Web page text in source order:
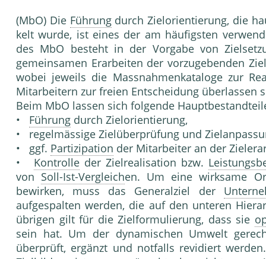
(MbO) Die Führungdurch Zielorientierung, die
kelt wurde, ist eines der am häufigsten
des MbO besteht in der Vorgabe von
gemeinsamen Erarbeiten der vorzugebenden
wobei jeweils die Massnahmenkataloge zur
Mitarbeitern zur freien Entscheidung überlassen
Beim MbO lassen sich folgende
• Führung durch Zielorientierung,
• regelmässige Zielüberprüfung und
• ggf. Partizipation der Mitarbeiter an der
• Kontrolle der Zielrealisation bzw.
von Soll-Ist-Vergleichen. Um eine wirksame
bewirken, muss das Generalziel der
aufgespalten werden, die auf den unteren
übrigen gilt für die Zielformulierung, dass sie
sein hat. Um der dynamischen Umwelt
überprüft, ergänzt und notfalls revidiert